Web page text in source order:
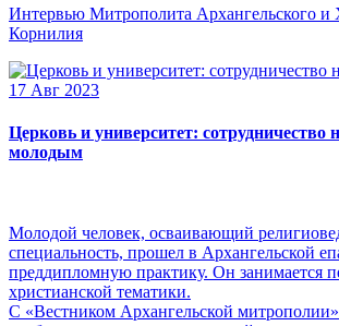
Интервью Митрополита Архангельского и
Корнилия
17 Авг 2023
Церковь и университет: сотрудничество
молодым
Молодой человек, осваивающий
специальность, прошел в Архангельской
преддипломную практику. Он занимается
христианской тематики.
С «Вестником Архангельской